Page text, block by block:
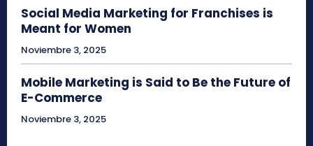
Social Media Marketing for Franchises is
Meant for Women
Noviembre 3, 2025
Mobile Marketing is Said to Be the Future of
E-Commerce
Noviembre 3, 2025